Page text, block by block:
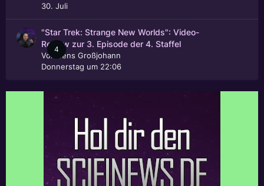
30. Juli
4
"Star Trek: Strange New Worlds": Video-
Review zur 3. Episode der 4. Staffel
Von
Jens Großjohann
Donnerstag um 22:06